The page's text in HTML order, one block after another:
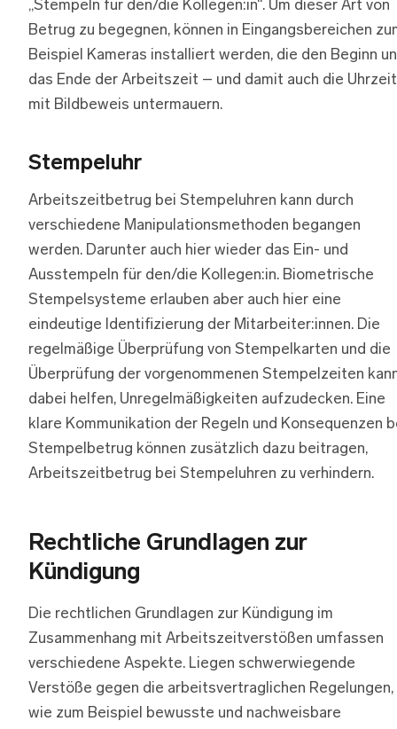
„Stempeln für den/die Kollegen:in“. Um dieser Art von
Betrug zu begegnen, können in Eingangsbereichen
Beispiel Kameras installiert werden, die den Beginn
das Ende der Arbeitszeit – und damit auch die
mit Bildbeweis untermauern.
Stempeluhr
Arbeitszeitbetrug bei Stempeluhren kann durch
verschiedene Manipulationsmethoden begangen
werden. Darunter auch hier wieder das Ein- und
Ausstempeln für den/die Kollegen:in. Biometrische
Stempelsysteme erlauben aber auch hier eine
eindeutige Identifizierung der Mitarbeiter:innen. Die
regelmäßige Überprüfung von Stempelkarten und die
Überprüfung der vorgenommenen Stempelzeiten
dabei helfen, Unregelmäßigkeiten aufzudecken. Eine
klare Kommunikation der Regeln und Konsequenzen
Stempelbetrug können zusätzlich dazu beitragen,
Arbeitszeitbetrug bei Stempeluhren zu verhindern.
Rechtliche Grundlagen zur
Kündigung
Die rechtlichen Grundlagen zur Kündigung im
Zusammenhang mit Arbeitszeitverstößen umfassen
verschiedene Aspekte. Liegen schwerwiegende
Verstöße gegen die arbeitsvertraglichen Regelungen,
wie zum Beispiel bewusste und nachweisbare